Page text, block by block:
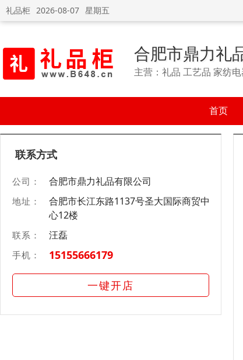
礼品柜 2026-08-07 星期五
合肥市鼎力礼
主营：礼品 工艺品 家纺
首页
联系方式
公司： 合肥市鼎力礼品有限公司
地址：
合肥市长江东路1137号圣大国际商贸中
心12楼
联系： 汪磊
手机： 15155666179
一键开店